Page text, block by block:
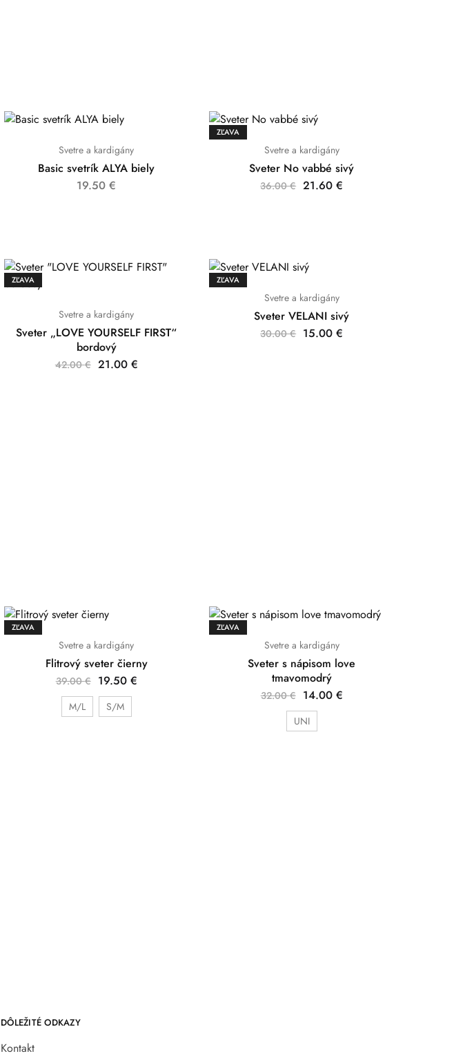
Svetre a kardigány
Basic svetrík ALYA biely
19.50€
ZĽAVA
Svetre a kardigány
Sveter No vabbé sivý
36.00€ 21.60€
ZĽAVA
Svetre a kardigány
Sveter „LOVE YOURSELF FIRST“
bordový
42.00€ 21.00 €
ZĽAVA
Svetre a kardigány
Sveter VELANI sivý
30.00€ 15.00€
ZĽAVA
Svetre a kardigány
Flitrový sveter čierny
39.00€ 19.50 €
M/L S/M
ZĽAVA
Svetre a kardigány
Sveter s nápisom love
tmavomodrý
32.00€ 14.00 €
UNI
DÔLEŽITÉ ODKAZY
Kontakt